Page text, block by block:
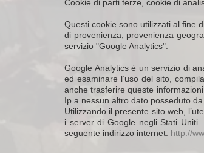
Cookie di parti terze, cookie di
Questi cookie sono utilizzati al fine
di provenienza, provenienza
servizio "Google Analytics".
Google Analytics è un servizio di
ed esaminare l’uso del sito,
anche trasferire queste
Ip a nessun altro dato posseduto da
Utilizzando il presente sito web,
i server di Google negli Stati
seguente indirizzo internet: http://